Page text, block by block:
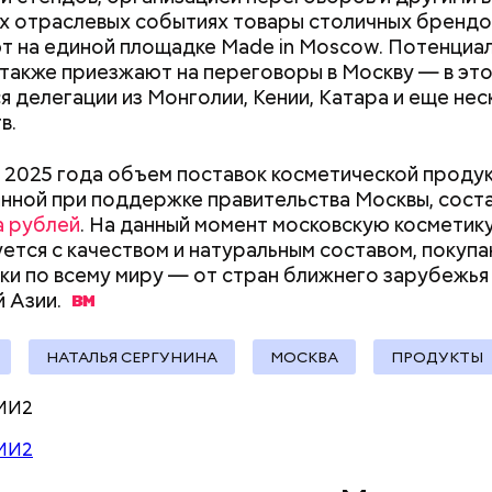
отраслевых событиях товары столичных
на единой площадке Made in Moscow.
приезжают на переговоры в Москву — в
делегации из Монголии, Кении, Катара и еще
года объем поставок косметической
при поддержке правительства Москвы,
рублей. На данный момент московскую
с качеством и натуральным составом,
по всему миру — от стран ближнего
Азии.
НАТАЛЬЯ СЕРГУНИНА МОСКВА ПРОДУКТЫ
царит идеальная чистота. От белоснежных
немного рябит в глазах. Мы находимся в
цехе. Сотрудники присвоили ему
Здесь расположено много технического
падает на большие машины, поставленные
изготавливают платы.
музыкальными фестивалями прошлого можно
которые были очень популярны в Москве
Чаще всего они проходили в важные дни
— на Масленицу, в Пасхальную и Троицкую
собой грандиозные праздники под открытым
для таких «фестивалей» долгое время был
затем — Девичье поле. В программу мероприятий
выступления, но и комические пьесы,
и многое другое.
не получить штраф
рублей от
трудной
претендовать и
документы